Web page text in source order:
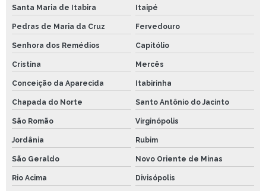
Santa Maria de Itabira Itaipé
Pedras de Maria da Cruz Fervedouro
Senhora dos Remédios Capitólio
Cristina Mercês
Conceição da Aparecida Itabirinha
Chapada do Norte Santo Antônio do Jacinto
São Romão Virginópolis
Jordânia Rubim
São Geraldo Novo Oriente de Minas
Rio Acima Divisópolis